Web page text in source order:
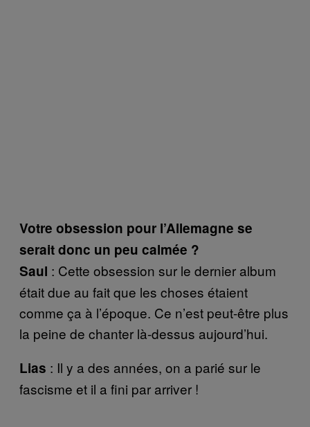
Votre obsession pour l’Allemagne se
serait donc un peu calmée ?
Saul : Cette obsession sur le dernier album
était due au fait que les choses étaient
comme ça à l’époque. Ce n’est peut-être plus
la peine de chanter là-dessus aujourd’hui.
Lias : Il y a des années, on a parié sur le
fascisme et il a fini par arriver !